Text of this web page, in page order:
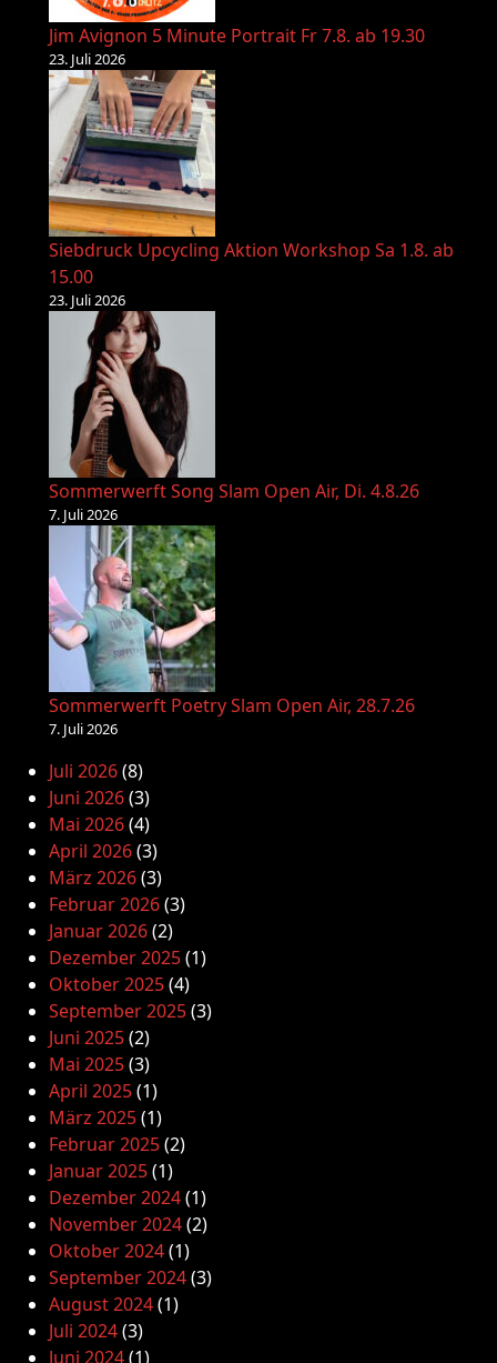
Jim Avignon 5 Minute Portrait Fr 7.8. ab 19.30
23. Juli 2026
Siebdruck Upcycling Aktion Workshop Sa 1.8. ab
15.00
23. Juli 2026
Sommerwerft Song Slam Open Air, Di. 4.8.26
7. Juli 2026
Sommerwerft Poetry Slam Open Air, 28.7.26
7. Juli 2026
Juli 2026(8)
Juni 2026(3)
Mai 2026(4)
April 2026(3)
März 2026(3)
Februar 2026(3)
Januar 2026(2)
Dezember 2025(1)
Oktober 2025(4)
September 2025(3)
Juni 2025(2)
Mai 2025(3)
April 2025(1)
März 2025(1)
Februar 2025(2)
Januar 2025(1)
Dezember 2024(1)
November 2024(2)
Oktober 2024(1)
September 2024(3)
August 2024(1)
Juli 2024(3)
Juni 2024(1)